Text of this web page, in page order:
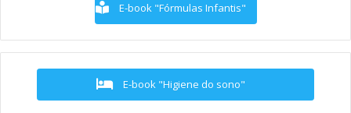
E-book "Fórmulas Infantis"
E-book "Higiene do sono"